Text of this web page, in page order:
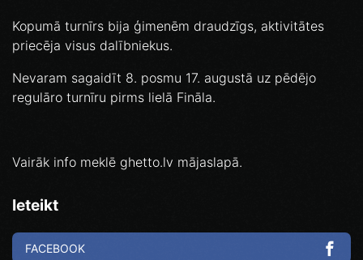
Kopumā turnīrs bija ģimenēm draudzīgs, aktivitātes
priecēja visus dalībniekus.
Nevaram sagaidīt 8. posmu 17. augustā uz pēdējo
regulāro turnīru pirms lielā Fināla.
Vairāk info meklē ghetto.lv mājaslapā.
Ieteikt
FACEBOOK